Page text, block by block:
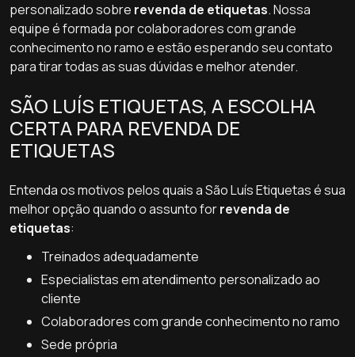
personalizado sobre revenda de etiquetas. Nossa
equipe é formada por colaboradores com grande
conhecimento no ramo e estão esperando seu contato
para tirar todas as suas dúvidas e melhor atender.
SÃO LUÍS ETIQUETAS, A ESCOLHA
CERTA PARA REVENDA DE
ETIQUETAS
Entenda os motivos pelos quais a São Luís Etiquetas é sua
melhor opção quando o assunto forrevenda de
etiquetas:
treinados adequadamente
especialistas em atendimento personalizado ao
cliente
colaboradores com grande conhecimento no ramo
sede própria